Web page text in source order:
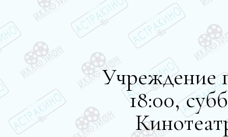
Учреждение
18:00,